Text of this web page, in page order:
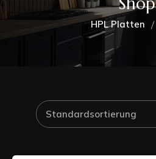
HPL Platten
Standardsortierung